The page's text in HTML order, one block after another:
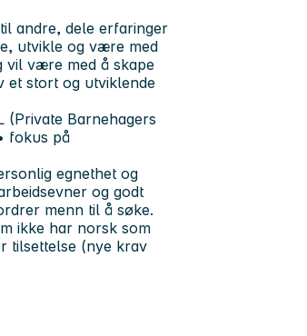
andre, dele erfaringer
utvikle og være med
vil være med å skape
et stort og utviklende
(Private Barnehagers
fokus på
egnethet og
og godt
menn til å søke.
ikke har norsk som
tilsettelse (nye krav